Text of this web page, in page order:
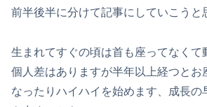
前半後半に分けて記事にしていこうと
生まれてすぐの頃は首も座ってなくて
個人差はありますが半年以上経つとお
なったりハイハイを始めます、成長の